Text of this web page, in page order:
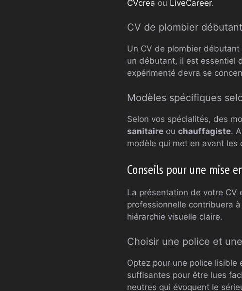
CVcrea ou LiveCareer.
CV de plombier
Un CV de plombier
un débutant, il est essentiel
expérimenté devra se
Modèles spécifiques
Selon vos spécialités, des
sanitaire ou chauffagiste.
modèle qui met en avant les
Conseils pour une mise
La présentation de votre CV
professionnelle contribuera
hiérarchie visuelle claire.
Choisir une police et
Optez pour une police
suffisantes pour être lues
neutres qui évoquent le